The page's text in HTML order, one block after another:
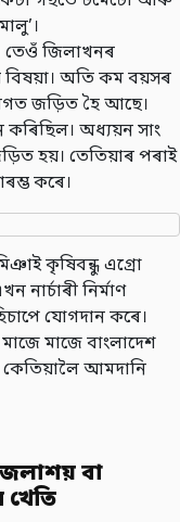
জিলাখনৰ
অতি কম বয়সৰ
জড়িত হৈ আছে।
কৰিছিল। অধ্যয়ন সাং
হয়। তেতিয়াৰ পৰাই
কৰে।
কৃষিবন্ধু এগ্ৰো
নাৰ্চাৰী নিৰ্মাণ
যোগদান কৰে।
মাজে বাংলাদেশ
আমদানি
বা